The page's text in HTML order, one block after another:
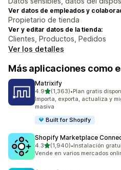
Ver datos de empleados y
Propietario de tienda
Ver y editar datos de la tienda:
Clientes, Productos, Pedidos
Ver los detalles
Más aplicaciones como
Matrixify
4.9de 5 estrellas
(1,363)
1363 reseñas en total
•Plan gratis
Importa, exporta, actualiza y
masiva
Built for Shopify
Shopify Marketplace
4.3de 5 estrellas
(1,940)
1940 reseñas en total
•Instalación
Vende en varios mercados